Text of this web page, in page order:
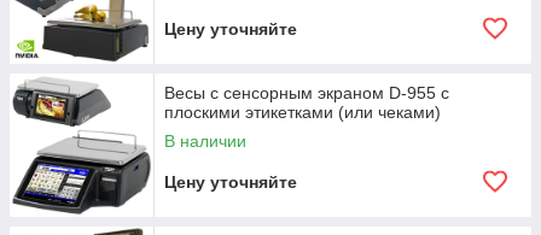
Цену уточняйте
Весы с сенсорным экраном D-955 с
плоскими этикетками (или чеками)
В наличии
Цену уточняйте